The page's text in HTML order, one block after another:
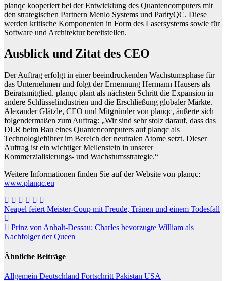
planqc kooperiert bei der Entwicklung des Quantencomputers mit
den strategischen Partnern Menlo Systems und ParityQC. Diese
werden kritische Komponenten in Form des Lasersystems sowie für
Software und Architektur bereitstellen.
Ausblick und Zitat des CEO
Der Auftrag erfolgt in einer beeindruckenden Wachstumsphase für
das Unternehmen und folgt der Ernennung Hermann Hausers als
Beiratsmitglied. planqc plant als nächsten Schritt die Expansion in
andere Schlüsselindustrien und die Erschließung globaler Märkte.
Alexander Glätzle, CEO und Mitgründer von planqc, äußerte sich
folgendermaßen zum Auftrag: „Wir sind sehr stolz darauf, dass das
DLR beim Bau eines Quantencomputers auf planqc als
Technologieführer im Bereich der neutralen Atome setzt. Dieser
Auftrag ist ein wichtiger Meilenstein in unserer
Kommerzialisierungs- und Wachstumsstrategie.“
Weitere Informationen finden Sie auf der Website von planqc:
www.planqc.eu
Beitragsnavigation
Neapel feiert Meister-Coup mit Freude, Tränen und einem Todesfall
Prinz von Anhalt-Dessau: Charles bevorzugte William als
Nachfolger der Queen
Ähnliche Beiträge
Allgemein Deutschland Fortschritt Pakistan USA